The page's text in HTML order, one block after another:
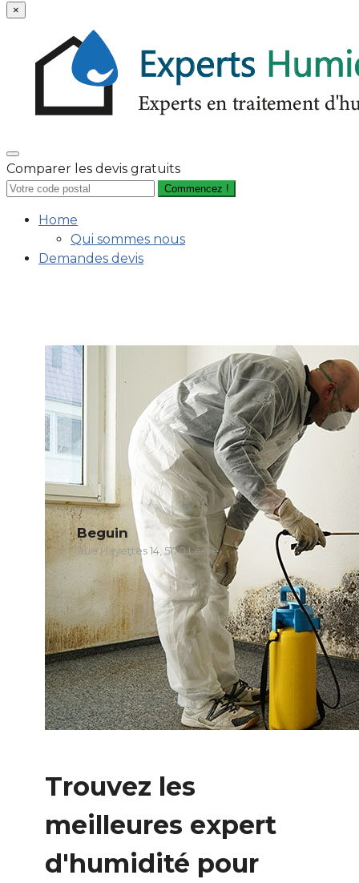
×
Comparer les devis gratuits
Commencez !
Home
Qui sommes nous
Demandes devis
Beguin
Rue Hayettes 14, 5170 Lesve
Trouvez les
meilleures expert
d'humidité pour